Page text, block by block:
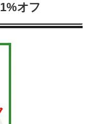
オフ